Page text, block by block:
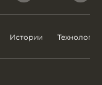
Истории Технологии